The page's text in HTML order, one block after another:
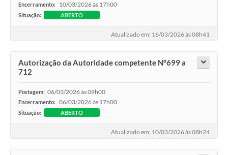
Encerramento: 10/03/2026 às 17h00
Situação: ABERTO
Atualizado em: 16/03/2026 às 08h41
Autorização da Autoridade competente N°699 a
712
Postagem: 06/03/2026 às 09h00
Encerramento: 06/03/2026 às 17h00
Situação: ABERTO
Atualizado em: 10/03/2026 às 08h24